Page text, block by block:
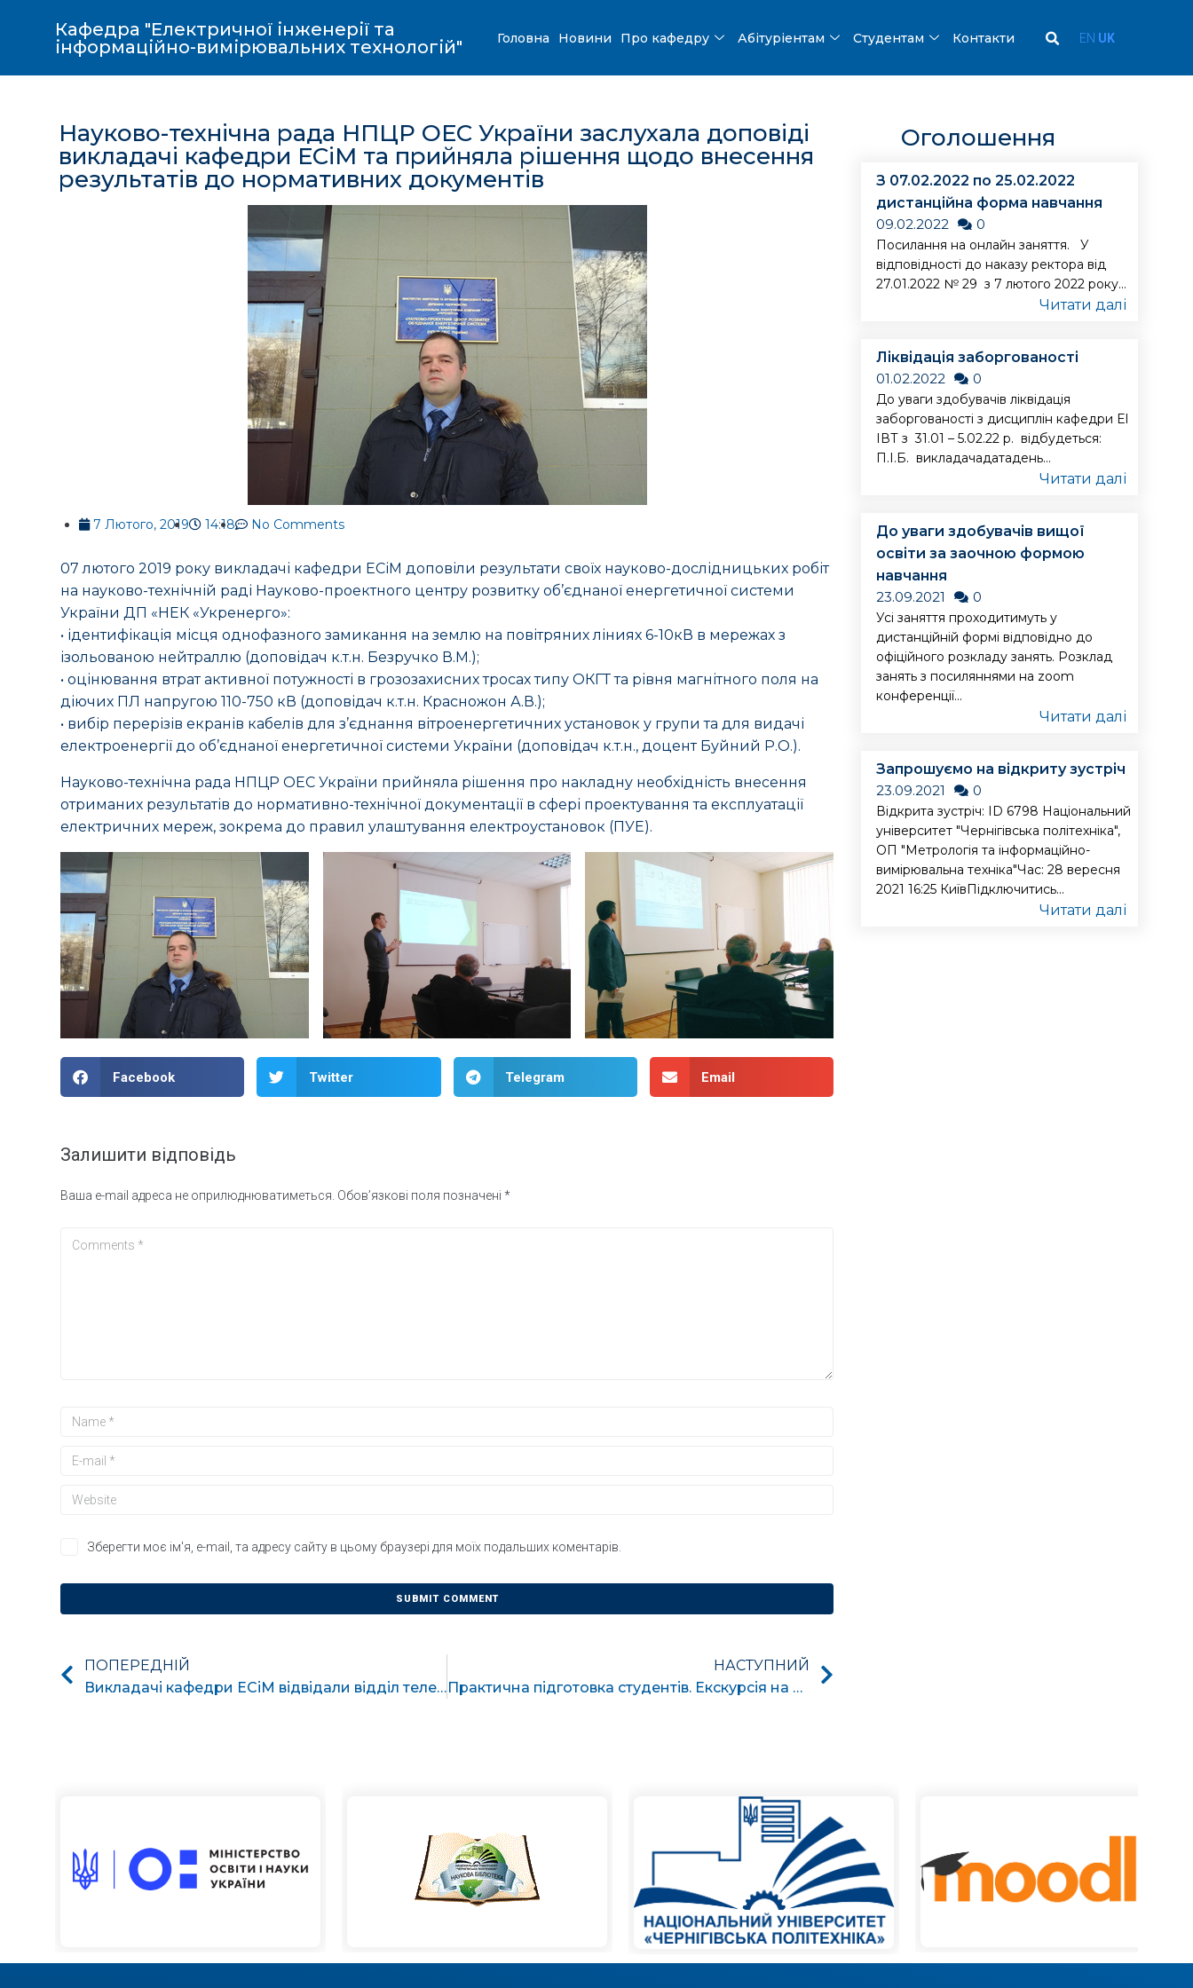
Кафедра "Електричної інженерії та
інформаційно-вимірювальних технологій"
Головна Новини Про кафедру Абітуріентам Студентам Контакти EN UK
Науково-технічна рада НПЦР ОЕС України заслухала доповіді
викладачі кафедри ЕСіМ та прийняла рішення щодо внесення
результатів до нормативних документів
7 Лютого, 2019 14:18 No Comments
07 лютого 2019 року викладачі кафедри ЕСіМ доповіли результати своїх науково-дослідницьких робіт
на науково-технічній раді Науково-проектного центру розвитку об’єднаної енергетичної системи
України ДП «НЕК «Укренерго»:
• ідентифікація місця однофазного замикання на землю на повітряних ліниях 6-10кВ в мережах з
ізольованою нейтраллю (доповідач к.т.н. Безручко В.М.);
• оцінювання втрат активної потужності в грозозахисних тросах типу ОКГТ та рівня магнітного поля на
діючих ПЛ напругою 110-750 кВ (доповідач к.т.н. Красножон А.В.);
• вибір перерізів екранів кабелів для з’єднання вітроенергетичних установок у групи та для видачі
електроенергії до об’єднаної енергетичної системи України (доповідач к.т.н., доцент Буйний Р.О.).
Науково-технічна рада НПЦР ОЕС України прийняла рішення про накладну необхідність внесення
отриманих результатів до нормативно-технічної документації в сфері проектування та експлуатації
електричних мереж, зокрема до правил улаштування електроустановок (ПУЕ).
Facebook Twitter Telegram Email
Залишити відповідь
Ваша e-mail адреса не оприлюднюватиметься. Обов’язкові поля позначені *
Зберегти моє ім'я, e-mail, та адресу сайту в цьому браузері для моїх подальших коментарів.
ПОПЕРЕДНІЙ
Викладачі кафедри ЕСіМ відвідали відділ телекомунікацій та автоматизації технологічних процесів ПАТ “Чернігівобленерго”
НАСТУПНИЙ
Практична підготовка студентів. Eкскурсія на підстанцію 330/110кВ “Чернігівська 330”
Оголошення
З 07.02.2022 по 25.02.2022
дистанційна форма навчання
09.02.2022
0
Посилання на онлайн заняття. У
відповідності до наказу ректора від
27.01.2022 № 29 з 7 лютого 2022 року...
Читати далі
Ліквідація заборгованості
01.02.2022
0
До уваги здобувачів ліквідація
заборгованості з дисциплін кафедри ЕІ
ІВТ з 31.01 – 5.02.22 р. відбудеться:
П.І.Б. викладачадатадень...
Читати далі
До уваги здобувачів вищої
освіти за заочною формою
навчання
23.09.2021
0
Усі заняття проходитимуть у
дистанційній формі відповідно до
офіційного розкладу занять. Розклад
занять з посиляннями на zoom
конференції...
Читати далі
Запрошуємо на відкриту зустріч
23.09.2021
0
Відкрита зустріч: ID 6798 Національний
університет "Чернігівська політехніка",
ОП "Метрологія та інформаційно-
вимірювальна техніка"Час: 28 вересня
2021 16:25 КиївПідключитись...
Читати далі